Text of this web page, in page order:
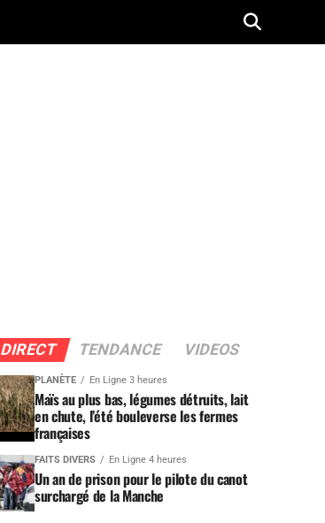
DIRECT TENDANCE VIDEOS
PLANÈTE En Ligne 3 heures
Maïs au plus bas, légumes détruits, lait
en chute, l’été bouleverse les fermes
françaises
FAITS DIVERS En Ligne 4 heures
Un an de prison pour le pilote du canot
surchargé de la Manche